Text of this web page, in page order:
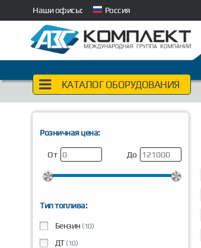
Наши офисы: Россия
КАТАЛОГ ОБОРУДОВАНИЯ
Розничная цена:
От До
Тип топлива:
Бензин (10)
ДТ (10)